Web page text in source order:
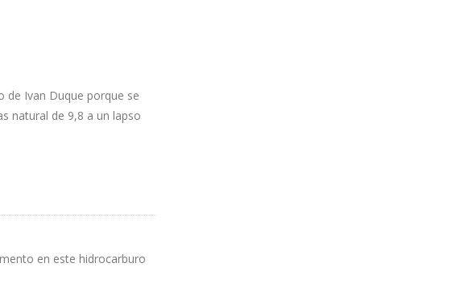
de Ivan Duque porque se
natural de 9,8 a un lapso
en este hidrocarburo